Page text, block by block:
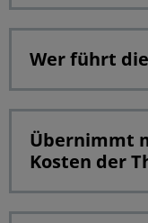
Wer führt
Übernimmt
Kosten der